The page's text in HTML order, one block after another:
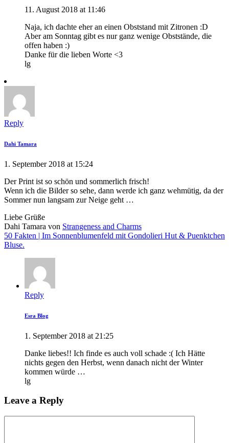
11. August 2018 at 11:46
Naja, ich dachte eher an einen Obststand mit Zitronen :D
Aber am Sonntag gibt es nur ganz wenige Obststände, die
offen haben :)
Danke für die lieben Worte <3
lg
Reply
Dahi Tamara
1. September 2018 at 15:24
Der Print ist so schön und sommerlich frisch!
Wenn ich die Bilder so sehe, dann werde ich ganz wehmütig, da der
Sommer nun langsam zur Neige geht …
Liebe Grüße
Dahi Tamara von Strangeness and Charms
50 Fakten | Im Sonnenblumenfeld mit Gondolieri Hut & Puenktchen
Bluse.
Reply
Esra Blog
1. September 2018 at 21:25
Danke liebes!! Ich finde es auch voll schade :( Ich Hätte
nichts gegen den Herbst, wenn danach nicht der Winter
kommen würde …
lg
Leave a Reply